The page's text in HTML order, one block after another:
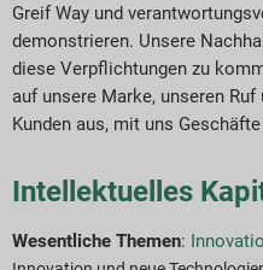
Greif Way und
demonstrieren. Unsere
diese Verpflichtungen zu
auf unsere Marke, unseren
Kunden aus, mit uns
Intellektuelles
Wesentliche Themen: